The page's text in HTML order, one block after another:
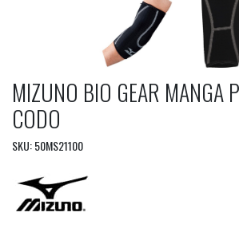
MIZUNO BIO GEAR MANGA
CODO
SKU: 50MS21100